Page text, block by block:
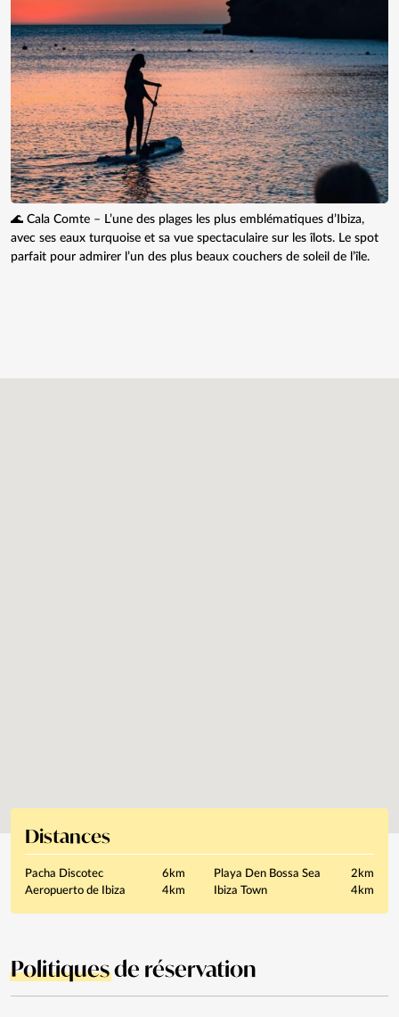
🌊 Cala Comte – L’une des plages les plus emblématiques d’Ibiza,
avec ses eaux turquoise et sa vue spectaculaire sur les îlots. Le spot
parfait pour admirer l’un des plus beaux couchers de soleil de l’île.
Distances
Pacha Discotec
6km
Aeropuerto de Ibiza
4km
Playa Den Bossa Sea
2km
Ibiza Town
4km
Politiquesde réservation